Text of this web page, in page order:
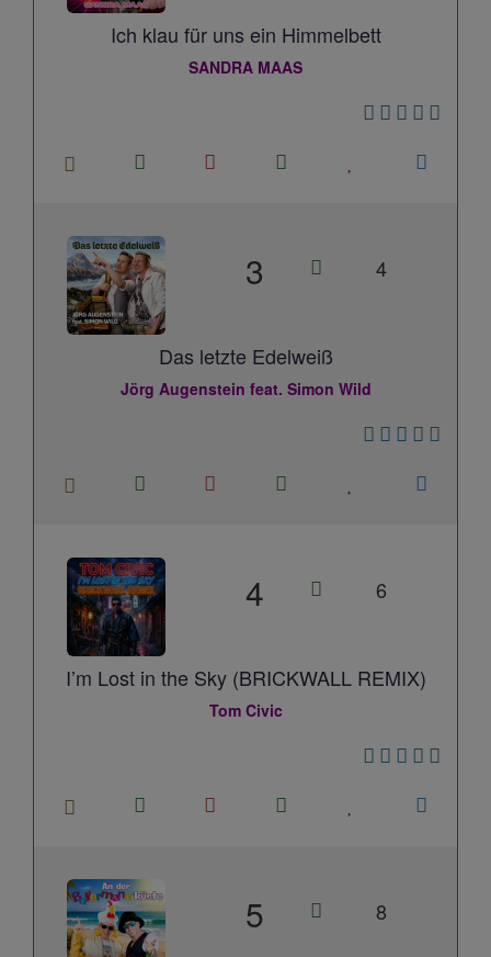
Ich klau für uns ein Himmelbett
SANDRA MAAS
3 4
Das letzte Edelweiß
Jörg Augenstein feat. Simon Wild
4 6
I’m Lost in the Sky (BRICKWALL REMIX)
Tom Civic
5 8